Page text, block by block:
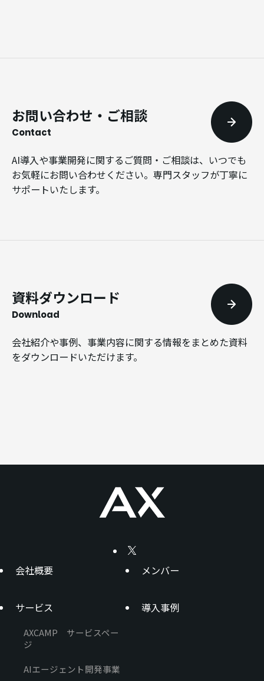
お問い合わせ・ご相談
Contact
AI導入や事業開発に関するご質問・ご相談は、いつでも
お気軽にお問い合わせください。専門スタッフが丁寧に
サポートいたします。
資料ダウンロード
Download
会社紹介や事例、事業内容に関する情報をまとめた資料
をダウンロードいただけます。
会社概要 メンバー
サービス
AXCAMP サービスペー
ジ
AIエージェント開発事業
導入事例